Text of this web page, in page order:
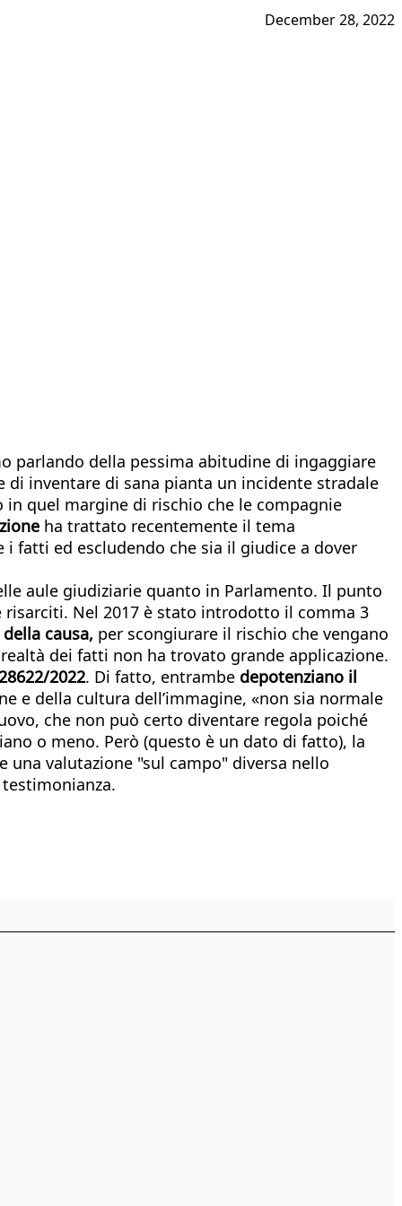
December 28, 2022
parlando della pessima abitudine di ingaggiare
inventare di sana pianta un incidente stradale
in quel margine di rischio che le compagnie
ha trattato recentemente il tema
fatti ed escludendo che sia il giudice a dover
aule giudiziarie quanto in Parlamento. Il punto
Nel 2017 è stato introdotto il comma 3
causa, per scongiurare il rischio che vengano
dei fatti non ha trovato grande applicazione.
2022. Di fatto, entrambe depotenziano il
e della cultura dell’immagine, «non sia normale
che non può certo diventare regola poiché
o meno. Però (questo è un dato di fatto), la
valutazione "sul campo" diversa nello